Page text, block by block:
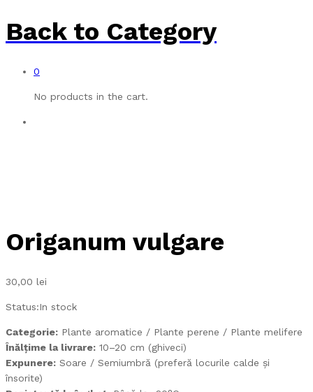
Back to Category
0
No products in the cart.
Origanum vulgare
30,00 lei
Status:In stock
Categorie: Plante aromatice / Plante perene / Plante melifere
Înălțime la livrare: 10–20 cm (ghiveci)
Expunere: Soare / Semiumbră (preferă locurile calde și
însorite)